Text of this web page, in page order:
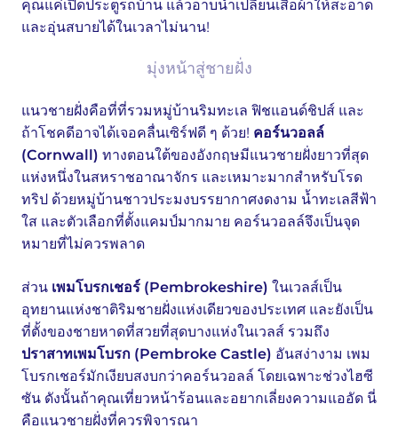
คุณแค่เปิดประตูรถบ้าน แล้วอาบน้ำเปลี่ยนเสื้อผ้าให้สะอาด
และอุ่นสบายได้ในเวลาไม่นาน!
มุ่งหน้าสู่ชายฝั่ง
แนวชายฝั่งคือที่ที่รวมหมู่บ้านริมทะเล ฟิชแอนด์ชิปส์ และ
ถ้าโชคดีอาจได้เจอคลื่นเซิร์ฟดี ๆ ด้วย! คอร์นวอลล์
(Cornwall) ทางตอนใต้ของอังกฤษมีแนวชายฝั่งยาวที่สุด
แห่งหนึ่งในสหราชอาณาจักร และเหมาะมากสำหรับโรด
ทริป ด้วยหมู่บ้านชาวประมงบรรยากาศงดงาม น้ำทะเลสีฟ้า
ใส และตัวเลือกที่ตั้งแคมป์มากมาย คอร์นวอลล์จึงเป็นจุด
หมายที่ไม่ควรพลาด
ส่วน เพมโบรกเชอร์ (Pembrokeshire) ในเวลส์เป็น
อุทยานแห่งชาติริมชายฝั่งแห่งเดียวของประเทศ และยังเป็น
ที่ตั้งของชายหาดที่สวยที่สุดบางแห่งในเวลส์ รวมถึง
ปราสาทเพมโบรก (Pembroke Castle) อันสง่างาม เพม
โบรกเชอร์มักเงียบสงบกว่าคอร์นวอลล์ โดยเฉพาะช่วงไฮซี
ซัน ดังนั้นถ้าคุณเที่ยวหน้าร้อนและอยากเลี่ยงความแออัด นี่
คือแนวชายฝั่งที่ควรพิจารณา